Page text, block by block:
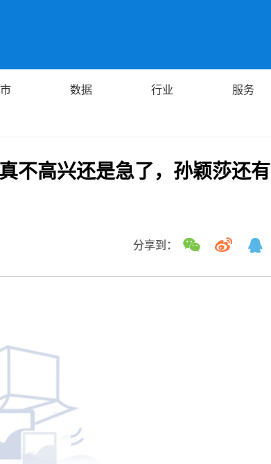
数据 行业 服务
不高兴还是急了，孙颖莎还有
分享到：